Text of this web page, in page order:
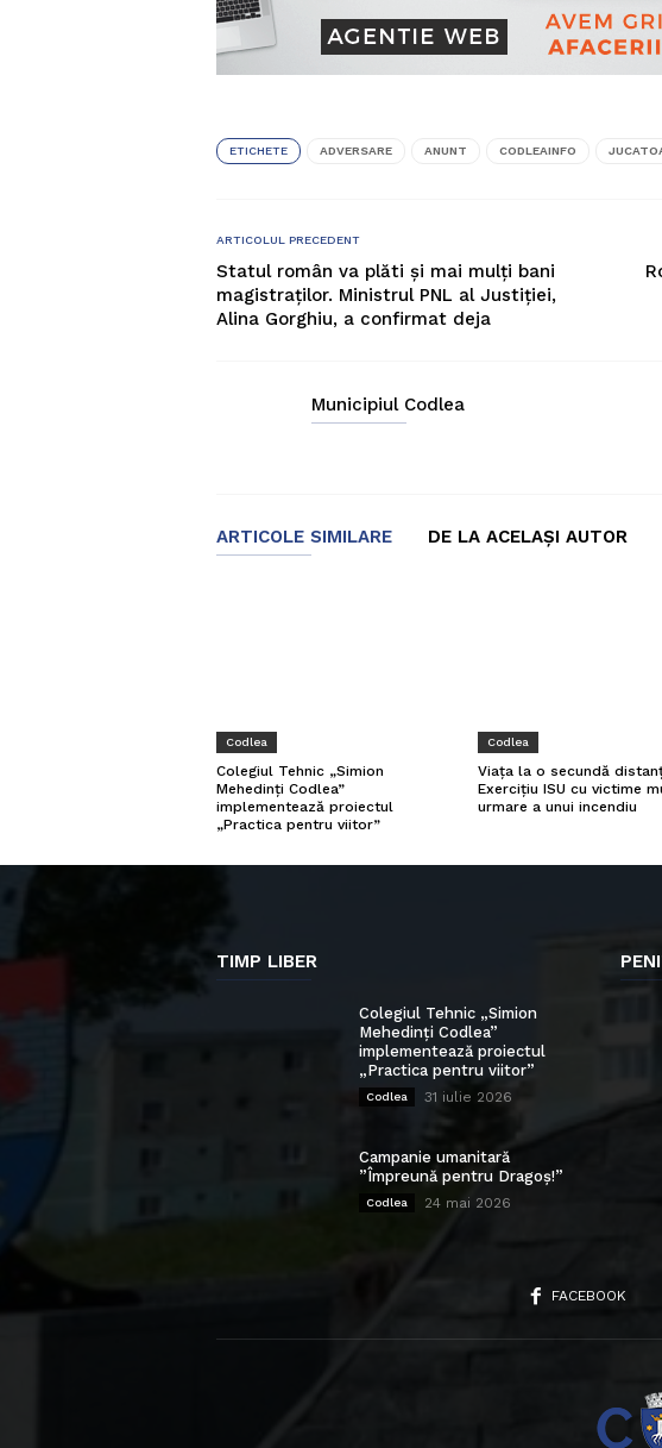
ETICHETE ADVERSARE ANUNT CODLEAINFO
ARTICOLUL PRECEDENT
Statul român va plăti și mai mulți bani
magistraților. Ministrul PNL al Justiției,
Alina Gorghiu, a confirmat deja
Municipiul Codlea
ARTICOLE SIMILARE DE LA ACELAȘI AUTOR
Codlea
Colegiul Tehnic „Simion
Mehedinți Codlea”
implementează proiectul
„Practica pentru viitor”
Codlea
Viața la o secundă
Exercițiu ISU cu victime
urmare a unui incendiu
TIMP LIBER
Colegiul Tehnic „Simion
Mehedinți Codlea”
implementează proiectul
„Practica pentru viitor”
Codlea 31 iulie 2026
Campanie umanitară
”Împreună pentru Dragoș!”
Codlea 24 mai 2026
FACEBOOK